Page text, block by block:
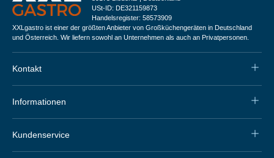
USt-ID: DE321159873
Handelsregister: 58573909
XXLgastro ist einer der größten Anbieter von Großküchengeräten in Deutschland
und Österreich. Wir liefern sowohl an Unternehmen als auch an Privatpersonen.
Kontakt
Informationen
Kundenservice